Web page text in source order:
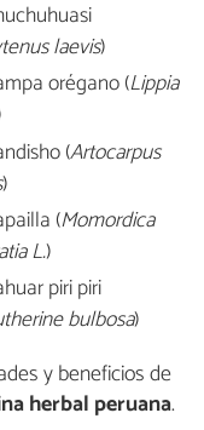
laevis)
orégano (Lippia
(Artocarpus
)
(Momordica
L.)
piri piri
bulbosa)
y beneficios de
herbal peruana.